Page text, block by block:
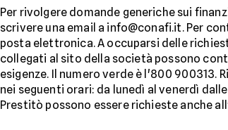
Per rivolgere domande generiche sui
scrivere una email a info@conafi.it. Per
posta elettronica. A occuparsi delle
collegati al sito della società possono
esigenze. Il numero verde è l'800
nei seguenti orari: da lunedì al venerdì
Prestitò possono essere richieste anche